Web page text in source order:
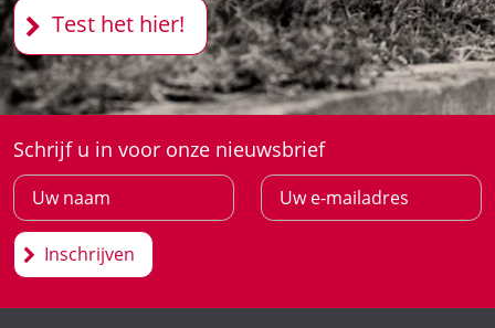
Test het hier!
Schrijf u in voor onze nieuwsbrief
Inschrijven